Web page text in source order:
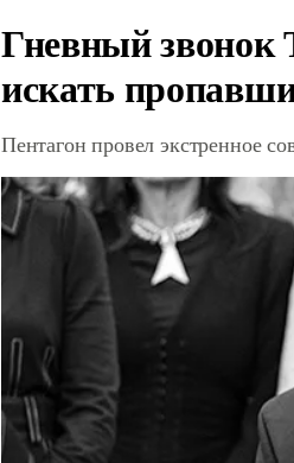
Гневный звонок
искать
Пентагон провел экстренное